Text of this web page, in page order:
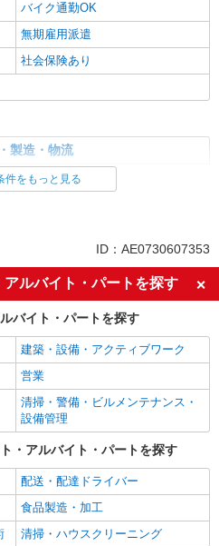
バイク通勤OK
無期雇用派遣
社会保険あり
製造・物流
製造・組立・加工
社会保険あり
件をもっと見る
ID：AE0730607353
ルバイト・パートを探す
バイト・パートを探す
建築・設備・アクティブワーク
営業
清掃・警備・ビルメンテナンス・
設備管理
・アルバイト・パートを探す
配送・配達ドライバー
食品製造・加工
清掃・ハウスクリーニング